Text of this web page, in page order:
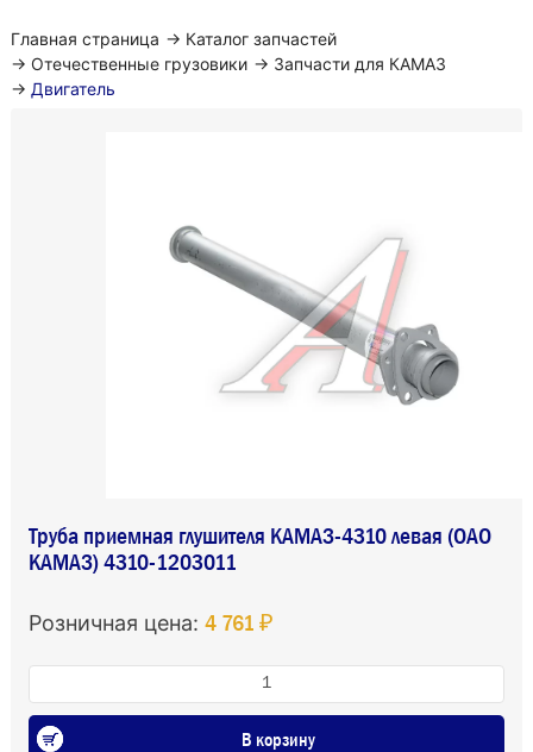
Главная страница → Каталог запчастей
→ Отечественные грузовики → Запчасти для КАМАЗ
→ Двигатель
Труба приемная глушителя КАМАЗ-4310 левая (ОАО
КАМАЗ) 4310-1203011
Розничная цена: 4 761 ₽
В корзину